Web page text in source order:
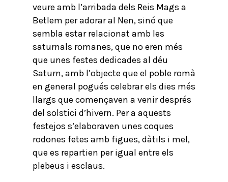
veure amb l’arribada dels Reis Mags a
Betlem per adorar al Nen, sinó que
sembla estar relacionat amb les
saturnals romanes, que no eren més
que unes festes dedicades al déu
Saturn, amb l’objecte que el poble romà
en general pogués celebrar els dies més
llargs que començaven a venir després
del solstici d’hivern. Per a aquests
festejos s’elaboraven unes coques
rodones fetes amb figues, dàtils i mel,
que es repartien per igual entre els
plebeus i esclaus.